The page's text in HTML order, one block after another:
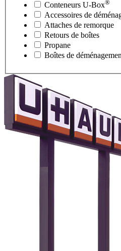
Conteneurs U-Box®
Accessoires de
Attaches de remorque
Retours de boîtes
Propane
Boîtes de